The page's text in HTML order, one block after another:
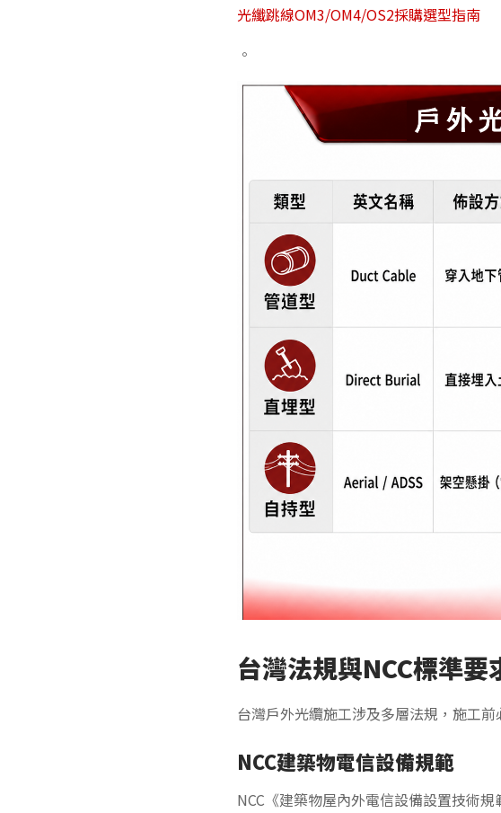
光纖跳線OM3/OM4/OS2採購選型指南
。
台灣法規與NCC標準要
台灣戶外光纜施工涉及多層法規，施工前
NCC建築物電信設備規範
NCC《建築物屋內外電信設備設置技術